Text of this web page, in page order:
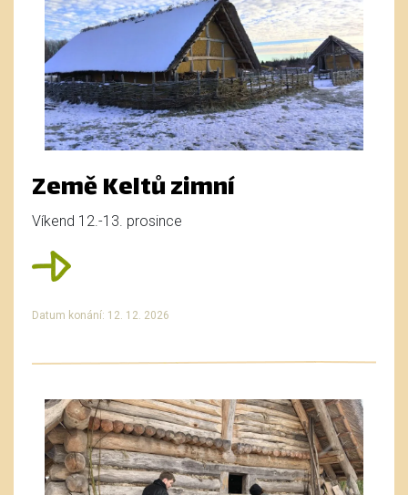
Země Keltů zimní
Víkend 12.-13. prosince
Datum konání: 12. 12. 2026